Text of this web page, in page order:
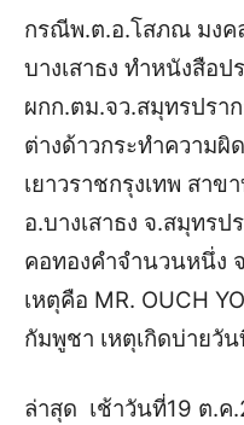
กรณีพ.ต.อ.โสภณ มง
บางเสาธง ทำหนังสือป
ผกก.ตม.จว.สมุทรปรา
ต่างด้าวกระทำความผิ
เยาวราชกรุงเทพ สาข
อ.บางเสาธง จ.สมุทร
คอทองคำจำนวนหนึ่ง
เหตุคือ MR. OUCH
กัมพูชา เหตุเกิดบ่ายวั
ล่าสุด เช้าวันที่19 ต.ค